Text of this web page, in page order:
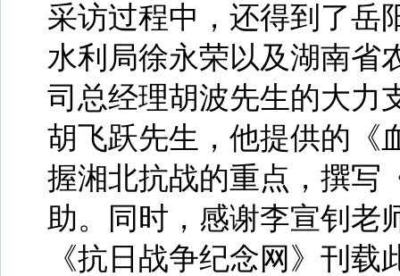
采访过程中，还得到了岳
水利局徐永荣以及湖南省
司总经理胡波先生的大力
胡飞跃先生，他提供的《
握湘北抗战的重点，撰写
助。同时，感谢李宣钊老
《抗日战争纪念网》刊